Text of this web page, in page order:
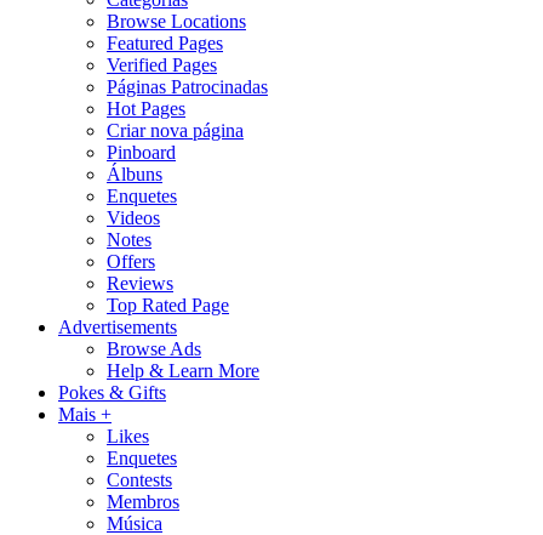
Browse Locations
Featured Pages
Verified Pages
Páginas Patrocinadas
Hot Pages
Criar nova página
Pinboard
Álbuns
Enquetes
Videos
Notes
Offers
Reviews
Top Rated Page
Advertisements
Browse Ads
Help & Learn More
Pokes & Gifts
Mais +
Likes
Enquetes
Contests
Membros
Música